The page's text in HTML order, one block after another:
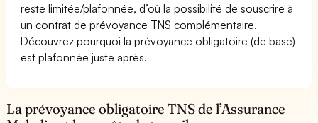
reste limitée/plafonnée, d’où la possibilité de souscrire à
un contrat de prévoyance TNS complémentaire.
Découvrez pourquoi la prévoyance obligatoire (de base)
est plafonnée juste après.
La prévoyance obligatoire TNS de l’Assurance